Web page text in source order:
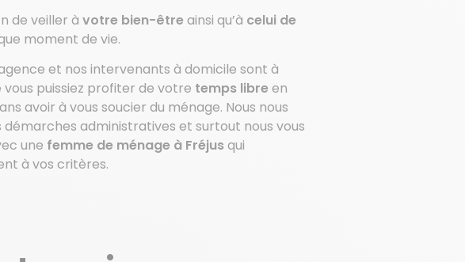
de veiller à votre bien-être ainsi qu’à celui de
moment de vie.
et nos intervenants à domicile sont à
vous puissiez profiter de votre temps libre en
avoir à vous soucier du ménage. Nous nous
administratives et surtout nous vous
une femme de ménage à Fréjus qui
à vos critères.